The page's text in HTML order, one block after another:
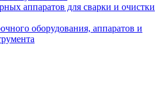
аппаратов для сварки и очистки
оборудования, аппаратов и